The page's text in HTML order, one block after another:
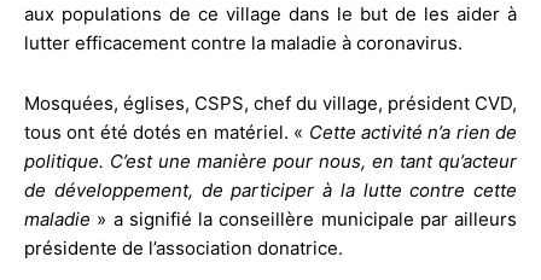
aux populations de ce village dans le but de les aider à
lutter efficacement contre la maladie à coronavirus.
Mosquées, églises, CSPS, chef du village, président CVD,
tous ont été dotés en matériel. « Cette activité n’a rien de
politique. C’est une manière pour nous, en tant qu’acteur
de développement, de participer à la lutte contre cette
maladie » a signifié la conseillère municipale par ailleurs
présidente de l’association donatrice.